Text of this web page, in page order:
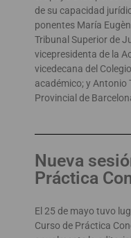
de su capacidad
ponentes María
Tribunal Superior de
vicepresidenta de la
vicedecana del
académico; y Antonio
Provincial de
Nueva
Práctica
El 25 de mayo tuvo
Curso de Práctica